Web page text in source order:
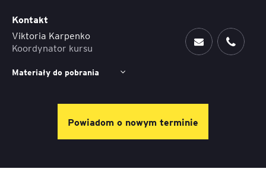
Kontakt
Viktoria Karpenko
Koordynator kursu
Materiały do pobrania
Powiadom o nowym terminie